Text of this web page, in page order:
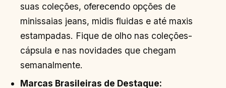
suas coleções, oferecendo opções de
minissaias jeans, midis fluidas e até maxis
estampadas. Fique de olho nas coleções-
cápsula e nas novidades que chegam
semanalmente.
Marcas Brasileiras de Destaque: